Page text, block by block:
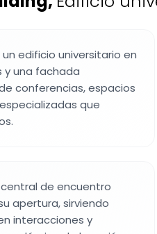
un edificio universitario en
y una fachada
conferencias, espacios
que
de encuentro
apertura, sirviendo
interacciones y